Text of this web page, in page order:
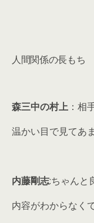
人間関係の長もち
森三中の村上 ：相
温かい目で見てあ
内藤剛志:ちゃんと
内容がわからなく